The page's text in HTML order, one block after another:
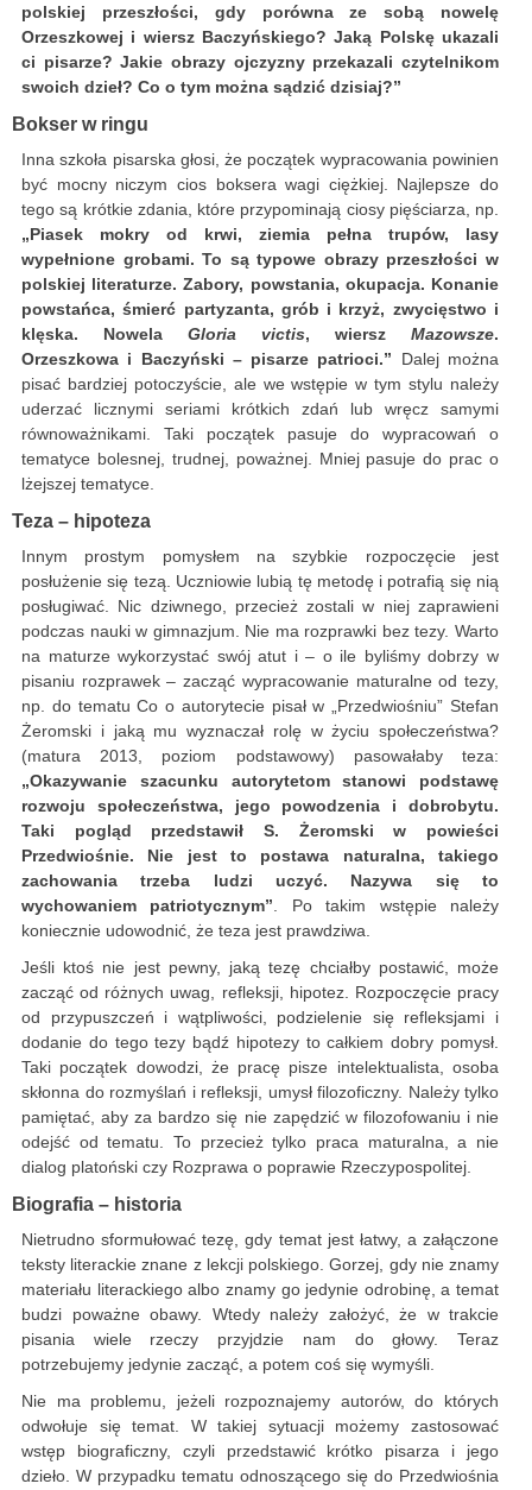
polskiej przeszłości, gdy porówna ze sobą nowelę
Orzeszkowej i wiersz Baczyńskiego? Jaką Polskę ukazali
ci pisarze? Jakie obrazy ojczyzny przekazali czytelnikom
swoich dzieł? Co o tym można sądzić dzisiaj?”
Bokser w ringu
Inna szkoła pisarska głosi, że początek wypracowania powinien
być mocny niczym cios boksera wagi ciężkiej. Najlepsze do
tego są krótkie zdania, które przypominają ciosy pięściarza, np.
„Piasek mokry od krwi, ziemia pełna trupów, lasy
wypełnione grobami. To są typowe obrazy przeszłości w
polskiej literaturze. Zabory, powstania, okupacja. Konanie
powstańca, śmierć partyzanta, grób i krzyż, zwycięstwo i
klęska. Nowela Gloria victis, wiersz Mazowsze.
Orzeszkowa i Baczyński – pisarze patrioci.” Dalej można
pisać bardziej potoczyście, ale we wstępie w tym stylu należy
uderzać licznymi seriami krótkich zdań lub wręcz samymi
równoważnikami. Taki początek pasuje do wypracowań o
tematyce bolesnej, trudnej, poważnej. Mniej pasuje do prac o
lżejszej tematyce.
Teza – hipoteza
Innym prostym pomysłem na szybkie rozpoczęcie jest
posłużenie się tezą. Uczniowie lubią tę metodę i potrafią się nią
posługiwać. Nic dziwnego, przecież zostali w niej zaprawieni
podczas nauki w gimnazjum. Nie ma rozprawki bez tezy. Warto
na maturze wykorzystać swój atut i – o ile byliśmy dobrzy w
pisaniu rozprawek – zacząć wypracowanie maturalne od tezy,
np. do tematu Co o autorytecie pisał w „Przedwiośniu” Stefan
Żeromski i jaką mu wyznaczał rolę w życiu społeczeństwa?
(matura 2013, poziom podstawowy) pasowałaby teza:
„Okazywanie szacunku autorytetom stanowi podstawę
rozwoju społeczeństwa, jego powodzenia i dobrobytu.
Taki pogląd przedstawił S. Żeromski w powieści
Przedwiośnie. Nie jest to postawa naturalna, takiego
zachowania trzeba ludzi uczyć. Nazywa się to
wychowaniem patriotycznym”. Po takim wstępie należy
koniecznie udowodnić, że teza jest prawdziwa.
Jeśli ktoś nie jest pewny, jaką tezę chciałby postawić, może
zacząć od różnych uwag, refleksji, hipotez. Rozpoczęcie pracy
od przypuszczeń i wątpliwości, podzielenie się refleksjami i
dodanie do tego tezy bądź hipotezy to całkiem dobry pomysł.
Taki początek dowodzi, że pracę pisze intelektualista, osoba
skłonna do rozmyślań i refleksji, umysł filozoficzny. Należy tylko
pamiętać, aby za bardzo się nie zapędzić w filozofowaniu i nie
odejść od tematu. To przecież tylko praca maturalna, a nie
dialog platoński czy Rozprawa o poprawie Rzeczypospolitej.
Biografia – historia
Nietrudno sformułować tezę, gdy temat jest łatwy, a załączone
teksty literackie znane z lekcji polskiego. Gorzej, gdy nie znamy
materiału literackiego albo znamy go jedynie odrobinę, a temat
budzi poważne obawy. Wtedy należy założyć, że w trakcie
pisania wiele rzeczy przyjdzie nam do głowy. Teraz
potrzebujemy jedynie zacząć, a potem coś się wymyśli.
Nie ma problemu, jeżeli rozpoznajemy autorów, do których
odwołuje się temat. W takiej sytuacji możemy zastosować
wstęp biograficzny, czyli przedstawić krótko pisarza i jego
dzieło. W przypadku tematu odnoszącego się do Przedwiośnia